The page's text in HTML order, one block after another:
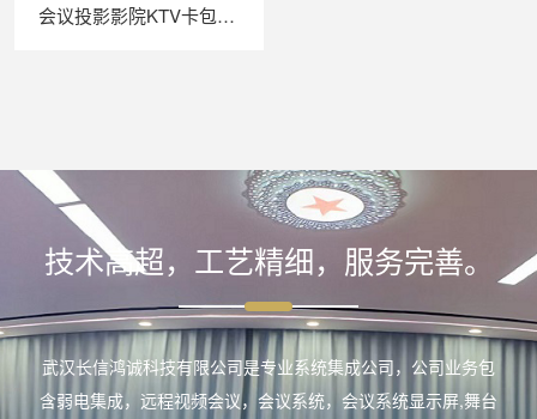
会议投影影院KTV卡包箱专业卡包音响
技术高超，工艺精细，服务完善。
武汉长信鸿诚科技有限公司是专业系统集成公司，公司业务包
含弱电集成，远程视频会议，会议系统，会议系统显示屏,舞台